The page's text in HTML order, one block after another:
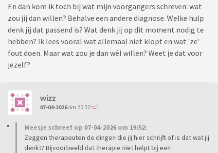
En dan kom ik toch bij wat mijn voorgangers schreven: wat
zou jij dan willen? Behalve een andere diagnose. Welke hulp
denk jij dat passend is? Wat denk jij op dit moment nodig te
hebben? Ik lees vooral wat allemaal niet klopt en wat 'ze'
fout doen. Maar wat zou je dan wél willen? Weet je dat voor
jezelf?
wizz
07-04-2026om 20:32
Meesje schreef op 07-04-2026 om 19:52:
Zeggen therapeuten de dingen die jij hier schrijft of is dat wat jij
denkt? Bijvoorbeeld dat therapie niet helpt bij een